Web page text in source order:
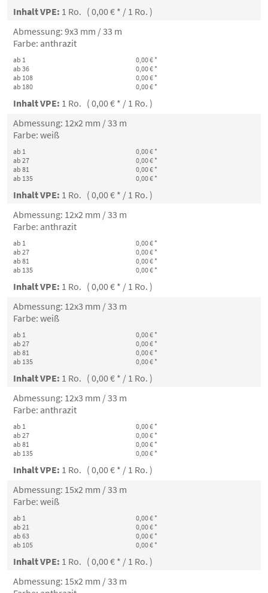
Inhalt VPE: 1 Ro. ( 0,00 € * / 1 Ro. )
Abmessung: 9x3 mm / 33 m
Farbe: anthrazit
ab 1
0,00 € *
ab 36
0,00 € *
ab 108
0,00 € *
ab 180
0,00 € *
Inhalt VPE: 1 Ro. ( 0,00 € * / 1 Ro. )
Abmessung: 12x2 mm / 33 m
Farbe: weiß
ab 1
0,00 € *
ab 27
0,00 € *
ab 81
0,00 € *
ab 135
0,00 € *
Inhalt VPE: 1 Ro. ( 0,00 € * / 1 Ro. )
Abmessung: 12x2 mm / 33 m
Farbe: anthrazit
ab 1
0,00 € *
ab 27
0,00 € *
ab 81
0,00 € *
ab 135
0,00 € *
Inhalt VPE: 1 Ro. ( 0,00 € * / 1 Ro. )
Abmessung: 12x3 mm / 33 m
Farbe: weiß
ab 1
0,00 € *
ab 27
0,00 € *
ab 81
0,00 € *
ab 135
0,00 € *
Inhalt VPE: 1 Ro. ( 0,00 € * / 1 Ro. )
Abmessung: 12x3 mm / 33 m
Farbe: anthrazit
ab 1
0,00 € *
ab 27
0,00 € *
ab 81
0,00 € *
ab 135
0,00 € *
Inhalt VPE: 1 Ro. ( 0,00 € * / 1 Ro. )
Abmessung: 15x2 mm / 33 m
Farbe: weiß
ab 1
0,00 € *
ab 21
0,00 € *
ab 63
0,00 € *
ab 105
0,00 € *
Inhalt VPE: 1 Ro. ( 0,00 € * / 1 Ro. )
Abmessung: 15x2 mm / 33 m